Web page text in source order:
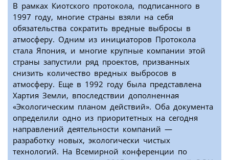
В рамках Киотского протокола, подписанного в
1997 году, многие страны взяли на себя
обязательства сократить вредные выбросы в
атмосферу. Одним из инициаторов Протокола
стала Япония, и многие крупные компании этой
страны запустили ряд проектов, призванных
снизить количество вредных выбросов в
атмосферу. Еще в 1992 году была представлена
Хартия Земли, впоследствии дополненная
«Экологическим планом действий». Оба документа
определили одно из приоритетных на сегодня
направлений деятельности компаний —
разработку новых, экологически чистых
технологий. На Всемирной конференции по